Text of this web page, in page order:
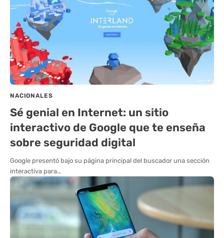
NACIONALES
Sé genial en Internet: un sitio
interactivo de Google que te enseña
sobre seguridad digital
Google presentó bajo su página principal del buscador una sección
interactiva para…